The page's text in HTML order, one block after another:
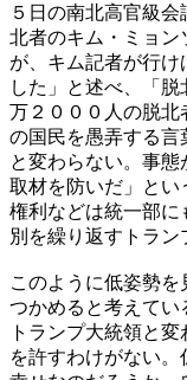
５日の南北高官級
北者のキム・ミョン
が、キム記者が行
した」と述べ、「
万２０００人の脱北
の国民を愚弄する言
と変わらない。事
取材を防いだ」とい
権利などは統一部に
別を繰り返すトラン
このように低姿勢
つかめると考えてい
トランプ大統領と
を許すわけがない